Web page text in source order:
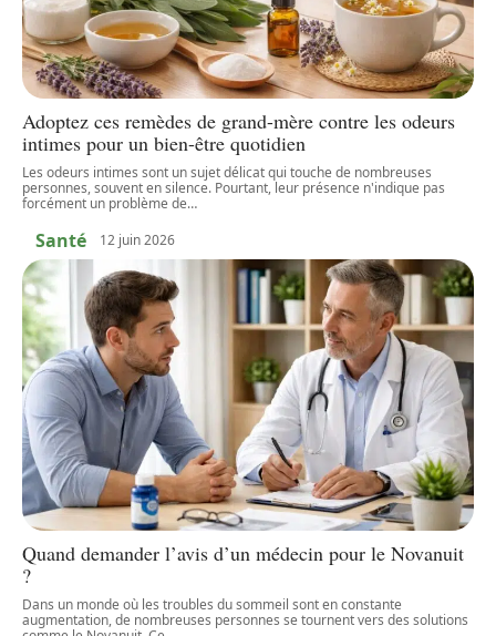
Adoptez ces remèdes de grand-mère contre les odeurs
intimes pour un bien-être quotidien
Les odeurs intimes sont un sujet délicat qui touche de nombreuses
personnes, souvent en silence. Pourtant, leur présence n'indique pas
forcément un problème de…
Santé 12 juin 2026
Quand demander l’avis d’un médecin pour le Novanuit
?
Dans un monde où les troubles du sommeil sont en constante
augmentation, de nombreuses personnes se tournent vers des solutions